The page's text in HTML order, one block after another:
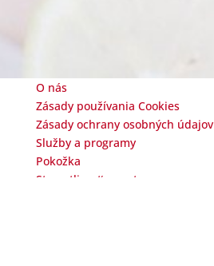
O nás
Zásady používania Cookies
Zásady ochrany osobných údajov
Služby a programy
Pokožka
Starostlivosť o postavu